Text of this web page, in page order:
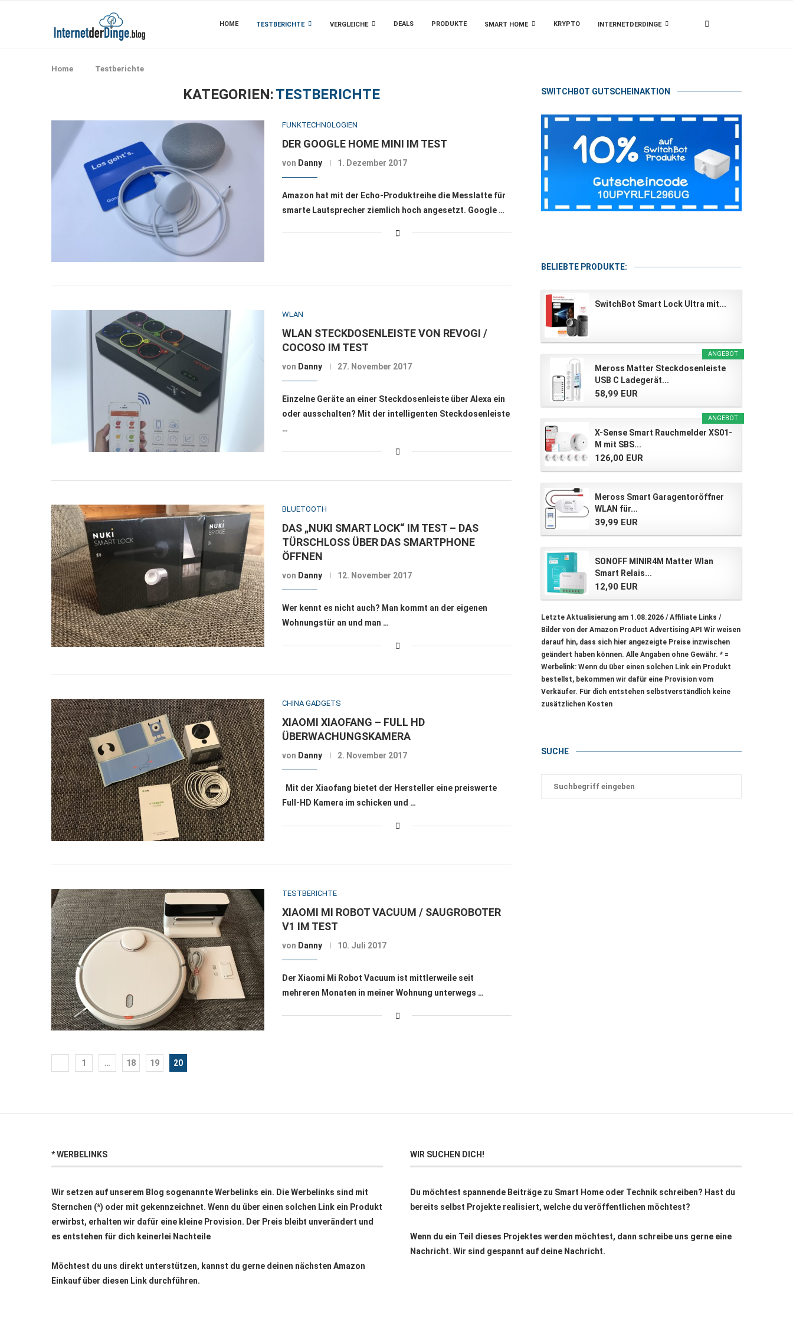
HOME TESTBERICHTE VERGLEICHE DEALS PRODUKTE SMART HOME KRYPTO INTERNETDERDINGE
Home Testberichte
KATEGORIEN:TESTBERICHTE
FUNKTECHNOLOGIEN
DER GOOGLE HOME MINI IM TEST
von Danny 1. Dezember 2017
Amazon hat mit der Echo-Produktreihe die Messlatte für
smarte Lautsprecher ziemlich hoch angesetzt. Google …
WLAN
WLAN STECKDOSENLEISTE VON REVOGI /
COCOSO IM TEST
von Danny 27. November 2017
Einzelne Geräte an einer Steckdosenleiste über Alexa ein
oder ausschalten? Mit der intelligenten Steckdosenleiste
…
BLUETOOTH
DAS „NUKI SMART LOCK“ IM TEST – DAS
TÜRSCHLOSS ÜBER DAS SMARTPHONE
ÖFFNEN
von Danny 12. November 2017
Wer kennt es nicht auch? Man kommt an der eigenen
Wohnungstür an und man …
CHINA GADGETS
XIAOMI XIAOFANG – FULL HD
ÜBERWACHUNGSKAMERA
von Danny 2. November 2017
Mit der Xiaofang bietet der Hersteller eine preiswerte
Full-HD Kamera im schicken und …
TESTBERICHTE
XIAOMI MI ROBOT VACUUM / SAUGROBOTER
V1 IM TEST
von Danny 10. Juli 2017
Der Xiaomi Mi Robot Vacuum ist mittlerweile seit
mehreren Monaten in meiner Wohnung unterwegs …
1 … 18 19 20
SWITCHBOT GUTSCHEINAKTION
BELIEBTE PRODUKTE:
SwitchBot Smart Lock Ultra mit...
ANGEBOT
Meross Matter Steckdosenleiste
USB C Ladegerät...
58,99 EUR
ANGEBOT
X-Sense Smart Rauchmelder XS01-
M mit SBS...
126,00 EUR
Meross Smart Garagentoröffner
WLAN für...
39,99 EUR
SONOFF MINIR4M Matter Wlan
Smart Relais...
12,90 EUR
Letzte Aktualisierung am 1.08.2026 / Affiliate Links /
Bilder von der Amazon Product Advertising API Wir weisen
darauf hin, dass sich hier angezeigte Preise inzwischen
geändert haben können. Alle Angaben ohne Gewähr. * =
Werbelink: Wenn du über einen solchen Link ein Produkt
bestellst, bekommen wir dafür eine Provision vom
Verkäufer. Für dich entstehen selbstverständlich keine
zusätzlichen Kosten
SUCHE
* WERBELINKS
Wir setzen auf unserem Blog sogenannte Werbelinks ein. Die Werbelinks sind mit
Sternchen (*) oder mit gekennzeichnet. Wenn du über einen solchen Link ein Produkt
erwirbst, erhalten wir dafür eine kleine Provision. Der Preis bleibt unverändert und
es entstehen für dich keinerlei Nachteile
Möchtest du uns direkt unterstützen, kannst du gerne deinen nächsten Amazon
Einkauf über diesen Link durchführen.
WIR SUCHEN DICH!
Du möchtest spannende Beiträge zu Smart Home oder Technik schreiben? Hast du
bereits selbst Projekte realisiert, welche du veröffentlichen möchtest?
Wenn du ein Teil dieses Projektes werden möchtest, dann schreibe uns gerne eine
Nachricht. Wir sind gespannt auf deine Nachricht.